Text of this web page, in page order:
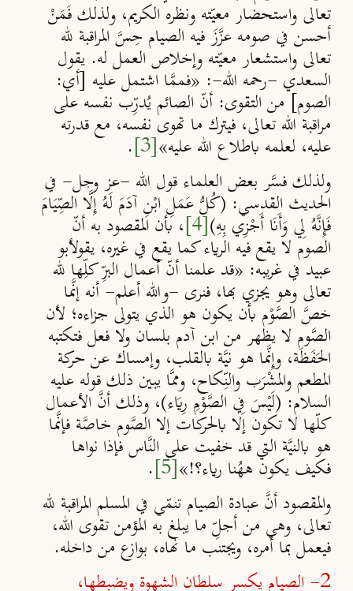
تعالى واستحضار معيّته ونظره الكريم، ولذلك فَمَنْ
أحسن في صومه عزَّزَ فيه الصيام حِسَّ المراقبة لله
تعالى واستشعار معيّته وإخلاص العمل له. يقول
السعدي -رحمه الله-: «فممَّا اشتمل عليه [أي:
الصوم] من التقوى: أنّ الصائم يُدرِّب نفسه على
مراقبة الله تعالى، فيترك ما تهوى نفسه، مع قدرته
عليه، لعلمه باطلاع الله عليه»[3]
.
ولذلك فسَّر بعض العلماء قول الله -عز وجل- في
الحديث القدسي: (كُلُّ عَمَلِ ابْنِ آدَمَ لَهُ إِلَّا الصِّيَامَ
فَإِنَّهُ لِي وَأَنَا أَجْزِي بِهِ)[4] ، بأن المقصود به أنّ
الصوم لا يقع فيه الرياء كما يقع في غيره، يقولأبو
عبيد في غريبه: «قد علمنا أنّ أعمال البرِّ كلِّها لله
تعالى وهو يجزي بها، فنرى -والله أعلم- أنه إنَّما
خصَّ الصَّوْم بأن يكون هو الذي يتولى جزاءه؛ لأن
الصَّوم لا يظهر من ابن آدم بلسان ولا فعل فتكتبه
الحَفَظَة، وإِنَّما هو نيَّة بالقلب، وإمساك عن حركة
المطعم والمشْرَب والنِّكاح، وممَّا يبين ذلك قوله عليه
السلام: (لَيْسَ فِي الصَّوْمِ رِيَاء)، وذلك أنَّ الأعمال
كلّها لا تكون إلا بالحركات إلا الصَّوم خاصَّة فإنَّما
هو بالنيَّة التي قد خفيت على النَّاس فإذا نواها
فكيف يكون ههُنا رياء؟!»[5]
.
والمقصود أنَّ عبادة الصيام تنمّي في المسلم المراقبة لله
تعالى، وهي من أجلِّ ما يبلغ به المؤمن تقوى الله،
فيعمل بما أمره، ويجتنب ما نهاه، بوازع من داخله.
2- الصيام يكسر سلطان الشهوة ويضبطها،